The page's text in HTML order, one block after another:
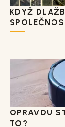
KDYŽ
OPRAVDU
TO?